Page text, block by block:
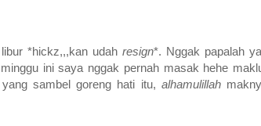
*hickz,,,kan udah resign*. Nggak papalah
ini saya nggak pernah masak hehe
sambel goreng hati itu, alhamulillah